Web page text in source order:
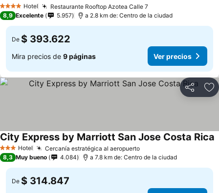
4 EstrellasHotel Restaurante Rooftop Azotea Calle 7Ver precios
8,9 Excelente 5.957 a 2.8 km de: Centro de la ciudad
De $ 393.622
Mira precios de 9 páginas Ver precios
Compartir
3 Estrellas
Hotel Cercanía estratégica al aeropuertoVer precios
City Express by Marriott San Jose Costa Rica
8,3 Muy bueno 4.084 a 7.8 km de: Centro de la ciudad
De $ 314.847